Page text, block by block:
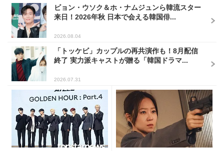
ビョン・ウソク＆ホ・ナムジュンら韓流スター
来日！2026年秋 日本で会える韓国俳...
2026.08.04
「トッケビ」カップルの再共演作も！8月配信
終了 実力派キャストが贈る「韓国ドラマ...
2026.07.31